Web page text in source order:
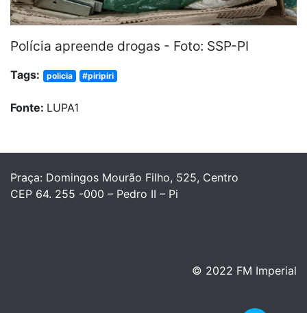
Polícia apreende drogas - Foto: SSP-PI
Tags: policia #piripiri
Fonte: LUPA1
Praça: Domingos Mourão Filho, 525, Centro
CEP 64. 255 -000 – Pedro II – Pi
© 2022 FM Imperial